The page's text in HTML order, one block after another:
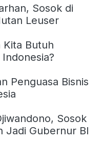
Sosok di
Leuser
Kita Butuh
Penguasa Bisnis
Sosok
Jadi Gubernur BI